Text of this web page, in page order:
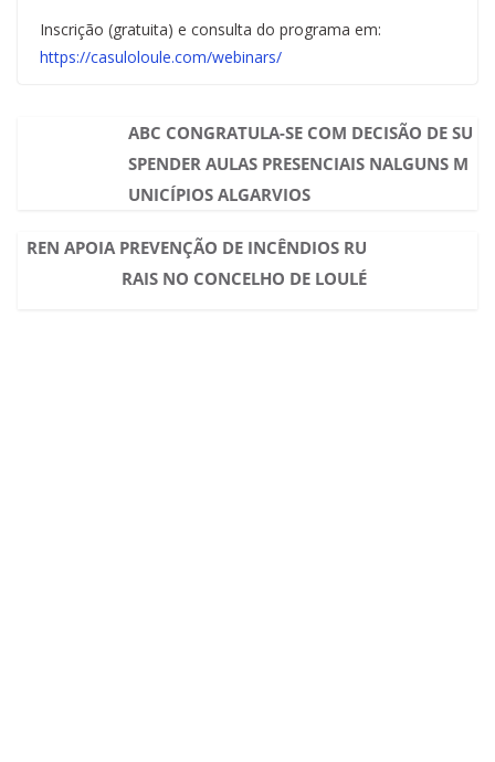
Inscrição (gratuita) e consulta do programa em:
https://casuloloule.com/webinars/
ABC CONGRATULA-SE COM DECISÃO DE SU
SPENDER AULAS PRESENCIAIS NALGUNS M
UNICÍPIOS ALGARVIOS
REN APOIA PREVENÇÃO DE INCÊNDIOS RU
RAIS NO CONCELHO DE LOULÉ